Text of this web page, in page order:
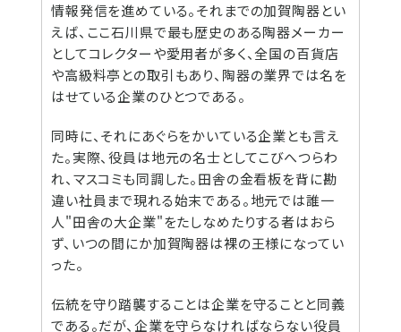
情報発信を進めている。それまでの加賀陶器とい
えば、ここ石川県で最も歴史のある陶器メーカー
としてコレクターや愛用者が多く、全国の百貨店
や高級料亭との取引もあり、陶器の業界では名を
はせている企業のひとつである。
同時に、それにあぐらをかいている企業とも言え
た。実際、役員は地元の名士としてこびへつらわ
れ、マスコミも同調した。田舎の金看板を背に勘
違い社員まで現れる始末である。地元では誰一
人"田舎の大企業"をたしなめたりする者はおら
ず、いつの間にか加賀陶器は裸の王様になってい
った。
伝統を守り踏襲することは企業を守ることと同義
である。だが、企業を守らなければならない役員